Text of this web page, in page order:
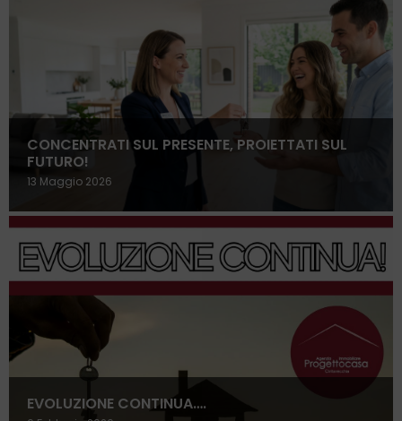
CONCENTRATI SUL PRESENTE, PROIETTATI SUL
FUTURO!
13 Maggio 2026
EVOLUZIONE CONTINUA….